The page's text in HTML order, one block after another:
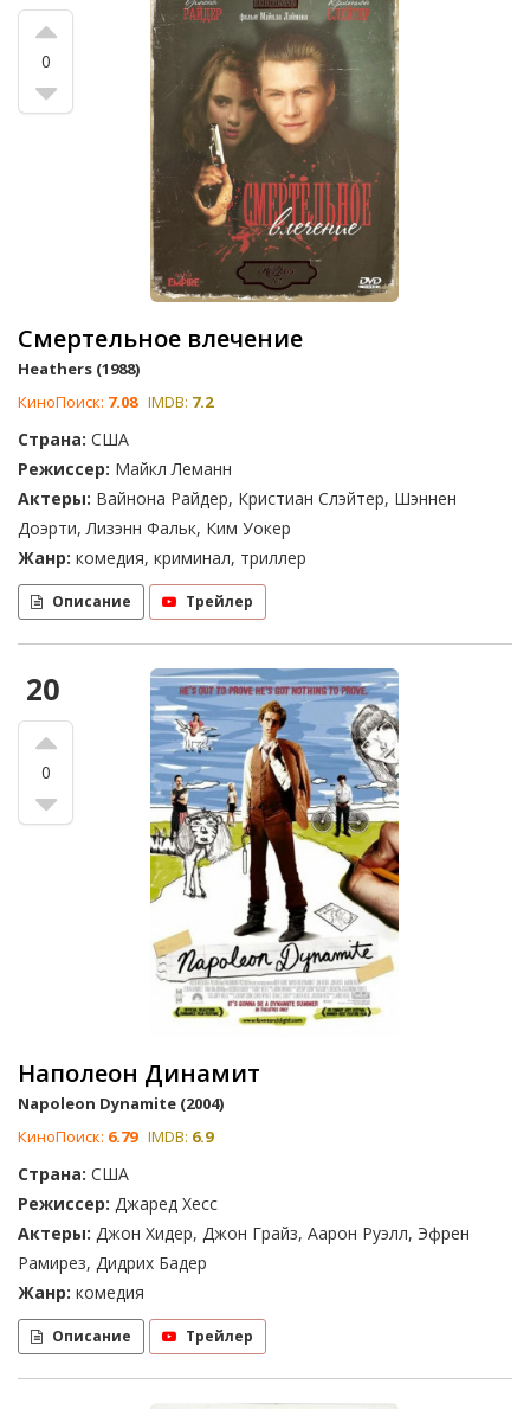
0
Смертельное влечение
Heathers (1988)
КиноПоиск: 7.08 IMDB: 7.2
Страна: США
Режиссер: Майкл Леманн
Актеры: Вайнона Райдер, Кристиан Слэйтер, Шэннен
Доэрти, Лизэнн Фальк, Ким Уокер
Жанр: комедия, криминал, триллер
Описание Трейлер
20
0
Наполеон Динамит
Napoleon Dynamite (2004)
КиноПоиск: 6.79 IMDB: 6.9
Страна: США
Режиссер: Джаред Хесс
Актеры: Джон Хидер, Джон Грайз, Аарон Руэлл, Эфрен
Рамирез, Дидрих Бадер
Жанр: комедия
Описание Трейлер